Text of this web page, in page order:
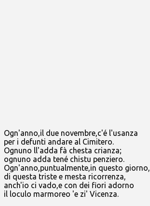
Ogn'anno,il due novembre,c'é l'usanza
per i defunti andare al Cimitero.
Ognuno ll'adda fà chesta crianza;
ognuno adda tené chistu penziero.
Ogn'anno,puntualmente,in questo giorno,
di questa triste e mesta ricorrenza,
anch'io ci vado,e con dei fiori adorno
il loculo marmoreo 'e zi' Vicenza.